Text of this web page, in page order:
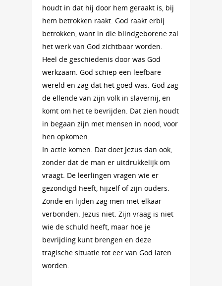
houdt in dat hij door hem geraakt is, bij
hem betrokken raakt. God raakt erbij
betrokken, want in die blindgeborene zal
het werk van God zichtbaar worden.
Heel de geschiedenis door was God
werkzaam. God schiep een leefbare
wereld en zag dat het goed was. God zag
de ellende van zijn volk in slavernij, en
komt om het te bevrijden. Dat zien houdt
in begaan zijn met mensen in nood, voor
hen opkomen.
In actie komen. Dat doet Jezus dan ook,
zonder dat de man er uitdrukkelijk om
vraagt. De leerlingen vragen wie er
gezondigd heeft, hijzelf of zijn ouders.
Zonde en lijden zag men met elkaar
verbonden. Jezus niet. Zijn vraag is niet
wie de schuld heeft, maar hoe je
bevrijding kunt brengen en deze
tragische situatie tot eer van God laten
worden.